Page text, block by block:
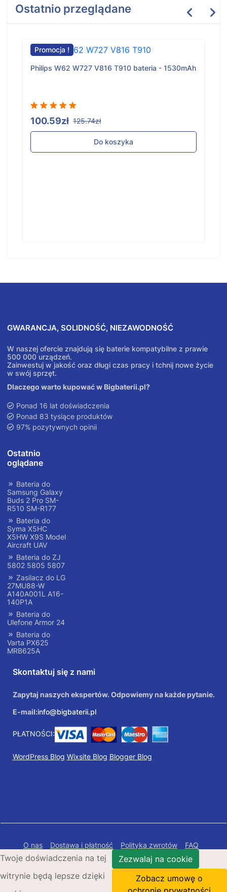
Ostatnio przeglądane
Promocja !
Philips W62 W727 V816 T910 bateria - 1530mAh
100.59zł 125.74zł
Do koszyka
GWARANCJA, SOLIDNOŚĆ, NIEZAWODNOŚĆ
W naszej ofercie znajdują się baterie kompatybilne z prawie
500 000 urządzeń.
Zainwestuj w jakość oraz długi czas pracy i tchnij nowe życie
w swój sprzęt.
Dlaczego warto kupować w Bigbaterii.pl?
Ponad 16 lat doświadczenia
Ponad 83 tysiące produktów
97% pozytywnych opinii
Ostatnio
oglądane
Bateria do
Samsung Galaxy
Buds 2 Pro SM-
R510 SM-R177
Bateria do
Syma X5HC
X5HW X9S Model
Aircraft UAV
Bateria do ZJ
5802 5805 5807
Zasilacz do LG
27MU88-W
A140A001L A16-
140P1A
Bateria do
Ulefone Armor 24
Bateria do
Varta PX625
MRB625A
Skontaktuj się z nami
Zapytaj naszych ekspertów. Odpowiemy na każde pytanie.
E-mail:info@bigbaterii.pl
PŁATNOŚCI:
WordPress Blog Wixsite Blog Blogger Blog
O nas Dostawa i płatność Polityka zwrotów
FAQ
Polityka prywatności
Mapa Strony
Copyright © 2026 Bigbaterii.pl. Wszelkie prawa
zastrzeżone.
Twoje doświadczenia na tej
witrynie będą lepsze dzięki
Zezwalaj na cookie
Zobacz umowę o